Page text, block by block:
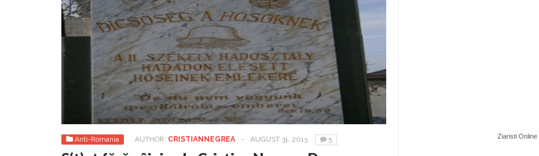
Anti-Romania AUTHOR: CRISTIANNEGREA - AUGUST 31, 2013 5 Ziaristi Online